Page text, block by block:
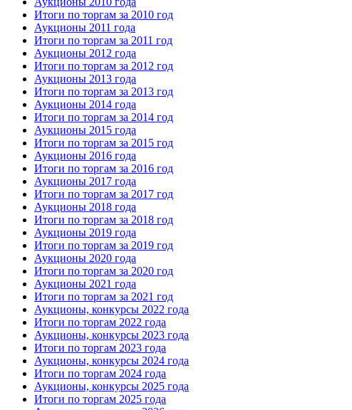
Итоги по торгам за 2010 год
Аукционы 2011 года
Итоги по торгам за 2011 год
Аукционы 2012 года
Итоги по торгам за 2012 год
Аукционы 2013 года
Итоги по торгам за 2013 год
Аукционы 2014 года
Итоги по торгам за 2014 год
Аукционы 2015 года
Итоги по торгам за 2015 год
Аукционы 2016 года
Итоги по торгам за 2016 год
Аукционы 2017 года
Итоги по торгам за 2017 год
Аукционы 2018 года
Итоги по торгам за 2018 год
Аукционы 2019 года
Итоги по торгам за 2019 год
Аукционы 2020 года
Итоги по торгам за 2020 год
Аукционы 2021 года
Итоги по торгам за 2021 год
Аукционы, конкурсы 2022 года
Итоги по торгам 2022 года
Аукционы, конкурсы 2023 года
Итоги по торгам 2023 года
Аукционы, конкурсы 2024 года
Итоги по торгам 2024 года
Аукционы, конкурсы 2025 года
Итоги по торгам 2025 года